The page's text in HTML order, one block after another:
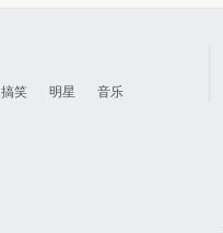
搞笑 明星 音乐